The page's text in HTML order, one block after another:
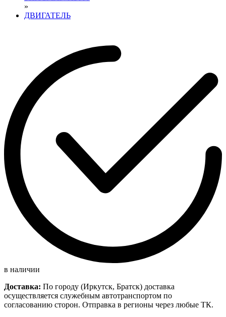
»
ДВИГАТЕЛЬ
в наличии
Доставка: По городу (Иркутск, Братск) доставка
осуществляется служебным автотранспортом по
согласованию сторон. Отправка в регионы через любые ТК.